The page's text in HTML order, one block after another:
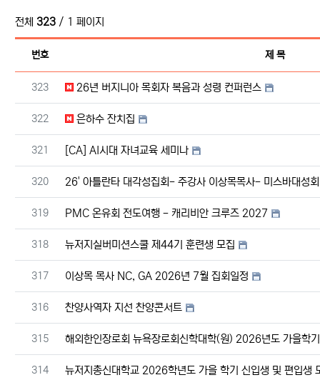
전체 323 / 1 페이지
번호
제 목
번호
323 26년 버지니아 목회자 복음과 성령 컨퍼런스
번호
322 은하수 잔치집
번호
321 [CA] AI시대 자녀교육 세미나
번호
320 26' 아틀란타 대각성집회- 주강사 이상목목사- 미스바대성회
번호
319 PMC 온유회 전도여행 - 캐리비안 크루즈 2027
번호
318 뉴저지실버미션스쿨 제44기 훈련생 모집
번호
317 이상목 목사 NC, GA 2026년 7월 집회일정
번호
316 찬양사역자 지선 찬양콘서트
번호
315 해외한인장로회 뉴욕장로회신학대학(원) 2026년도 가을학
번호
314 뉴저지총신대학교 2026학년도 가을 학기 신입생 및 편입생